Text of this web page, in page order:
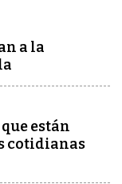
a la
están
cotidianas